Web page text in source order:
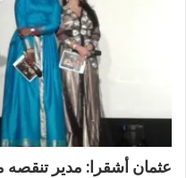
عثمان أشقرا: مدير تنقصه